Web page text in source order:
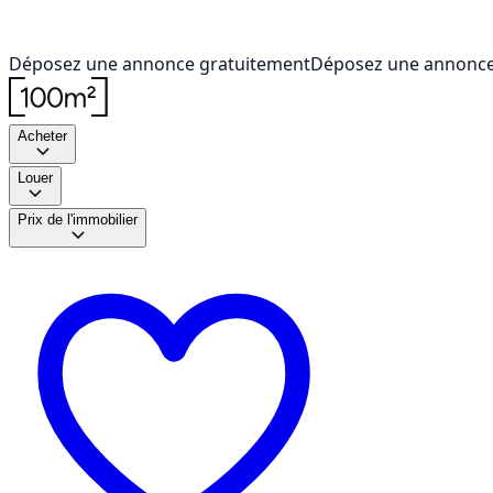
Déposez une annonce gratuitementDéposez une
Acheter
Louer
Prix de l'immobilier